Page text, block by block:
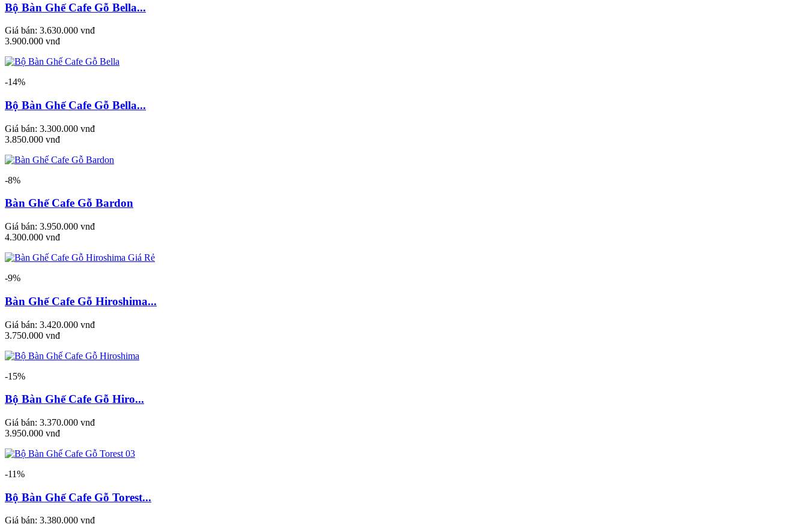
Bộ Bàn Ghế Cafe Gỗ Bella...
Giá bán: 3.630.000 vnđ
3.900.000 vnđ
-14%
Bộ Bàn Ghế Cafe Gỗ Bella...
Giá bán: 3.300.000 vnđ
3.850.000 vnđ
-8%
Bàn Ghế Cafe Gỗ Bardon
Giá bán: 3.950.000 vnđ
4.300.000 vnđ
-9%
Bàn Ghế Cafe Gỗ Hiroshima...
Giá bán: 3.420.000 vnđ
3.750.000 vnđ
-15%
Bộ Bàn Ghế Cafe Gỗ Hiro...
Giá bán: 3.370.000 vnđ
3.950.000 vnđ
-11%
Bộ Bàn Ghế Cafe Gỗ Torest...
Giá bán: 3.380.000 vnđ